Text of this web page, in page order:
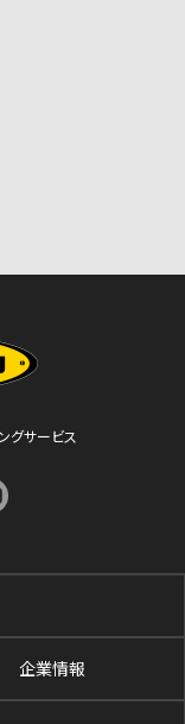
グサービス
企業情報